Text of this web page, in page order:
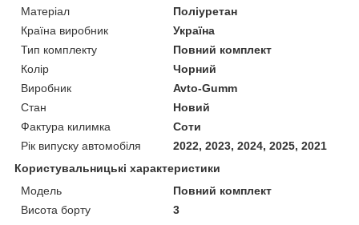
Матеріал
Поліуретан
Країна виробник
Україна
Тип комплекту
Повний комплект
Колір
Чорний
Виробник
Avto-Gumm
Стан
Новий
Фактура килимка
Соти
Рік випуску автомобіля
2022, 2023, 2024, 2025, 2021
Користувальницькі характеристики
Мoдель
Повний комплект
Висота борту
3